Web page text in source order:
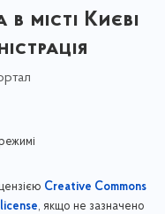
місті Києві
Creative Commons
, якщо не зазначено